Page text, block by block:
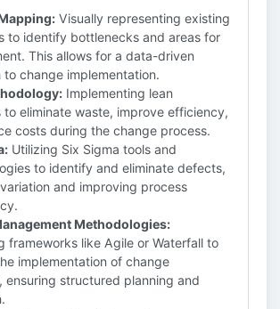
Visually representing existing
to identify bottlenecks and areas for
This allows for a data-driven
change implementation.
Implementing lean
to eliminate waste, improve efficiency,
costs during the change process.
Utilizing Six Sigma tools and
to identify and eliminate defects,
and improving process
Methodologies:
frameworks like Agile or Waterfall to
implementation of change
ensuring structured planning and